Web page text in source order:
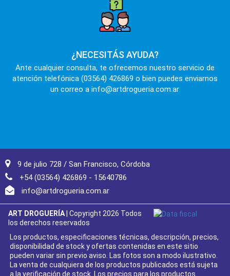
¿NECESITÁS AYUDA?
Ante cualquier consulta, te ofrecemos nuestro servicio de
atención telefónica (03564) 426869 o bien puedes enviarnos
un correo a info@artdrogueria.com.ar
9 de julio 728 / San Francisco, Córdoba
+54 (03564) 426869 - 15640786
info@artdrogueria.com.ar
ART DROGUERÍA| Copyright 2026 Todos
los derechos reservados
Los productos, especificaciones técnicas, descripción, precios,
disponibilidad de stock y ofertas contenidas en este sitio
pueden variar sin previo aviso. Las fotos son a modo ilustrativo.
La venta de cualquiera de los productos publicados está sujeta
a la verificación de stock. Los precios para los productos